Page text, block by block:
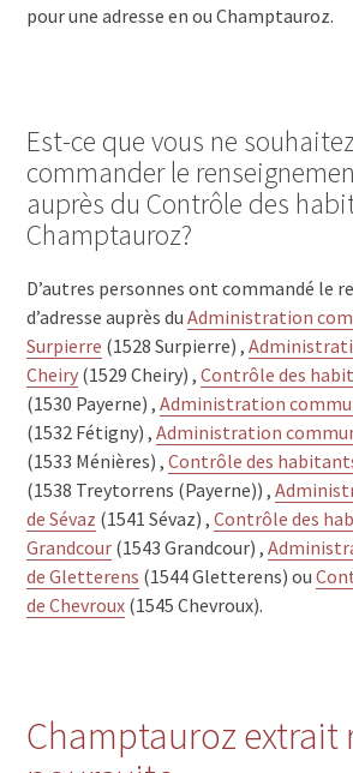
pour une adresse en ou Champtauroz.
Est-ce que vous ne
commander le
auprès du Contrôle des
Champtauroz?
D’autres personnes ont commandé le
d’adresse auprès duAdministration
Surpierre (1528 Surpierre) ,
Cheiry (1529 Cheiry) ,Contrôle des
(1530 Payerne) ,Administration
(1532 Fétigny) ,Administration
(1533 Ménières) ,Contrôle des
(1538 Treytorrens (Payerne)) ,
de Sévaz (1541 Sévaz) ,Contrôle des
Grandcour (1543 Grandcour) ,
de Gletterens (1544 Gletterens) ou
de Chevroux (1545 Chevroux).
Champtauroz extrait